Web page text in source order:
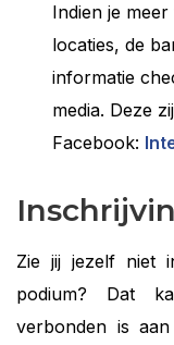
Indien je
locaties, de
informatie
media. Deze
Facebook:
Zie jij jezelf niet
podium? Dat
verbonden is